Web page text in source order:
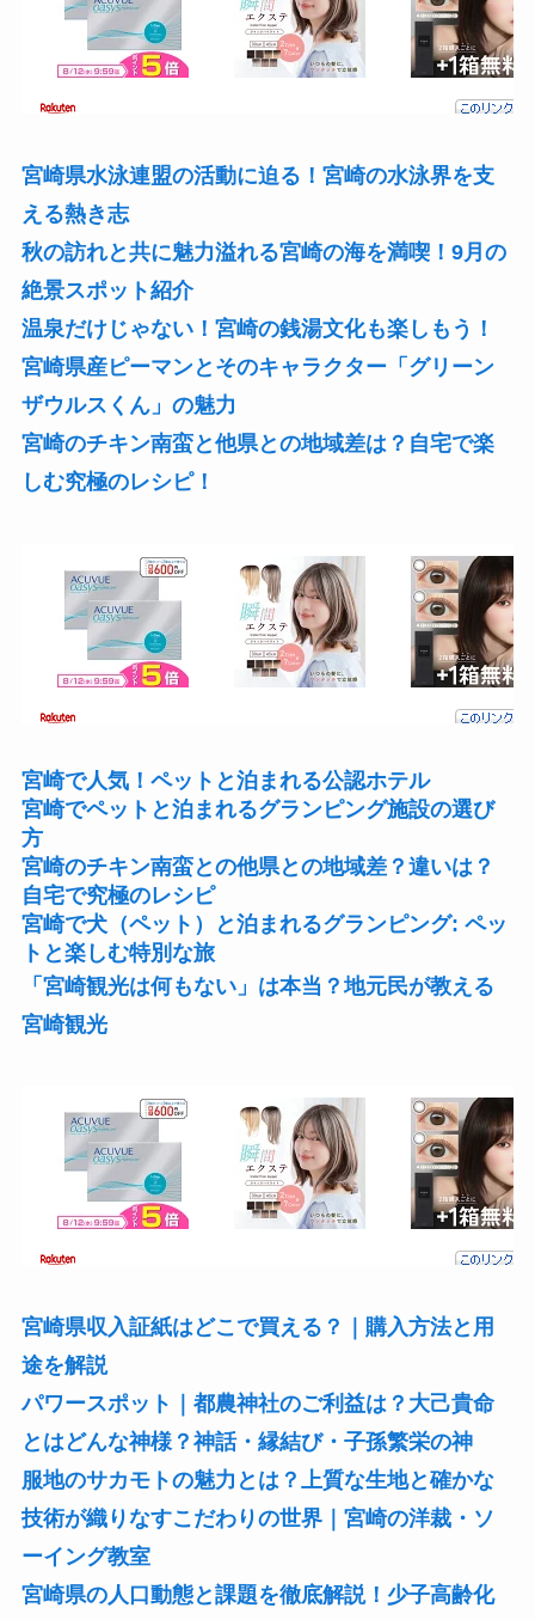
宮崎県水泳連盟の活動に迫る！宮崎の水泳界を支
える熱き志
秋の訪れと共に魅力溢れる宮崎の海を満喫！9月の
絶景スポット紹介
温泉だけじゃない！宮崎の銭湯文化も楽しもう！
宮崎県産ピーマンとそのキャラクター「グリーン
ザウルスくん」の魅力
宮崎のチキン南蛮と他県との地域差は？自宅で楽
しむ究極のレシピ！
宮崎で人気！ペットと泊まれる公認ホテル
宮崎でペットと泊まれるグランピング施設の選び
方
宮崎のチキン南蛮との他県との地域差？違いは？
自宅で究極のレシピ
宮崎で犬（ペット）と泊まれるグランピング: ペッ
トと楽しむ特別な旅
「宮崎観光は何もない」は本当？地元民が教える
宮崎観光
宮崎県収入証紙はどこで買える？｜購入方法と用
途を解説
パワースポット｜都農神社のご利益は？大己貴命
とはどんな神様？神話・縁結び・子孫繁栄の神
服地のサカモトの魅力とは？上質な生地と確かな
技術が織りなすこだわりの世界｜宮崎の洋裁・ソ
ーイング教室
宮崎県の人口動態と課題を徹底解説！少子高齢化